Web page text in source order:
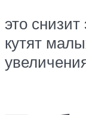
это
кутят